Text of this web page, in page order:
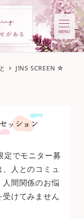
MENU
J!NS SCREEN ☆
定でモニター募
人とのコミュ
間関係のお悩
けてみません